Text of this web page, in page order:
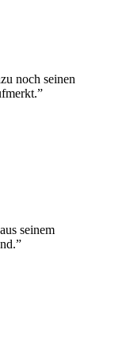
noch seinen
”
seinem
”